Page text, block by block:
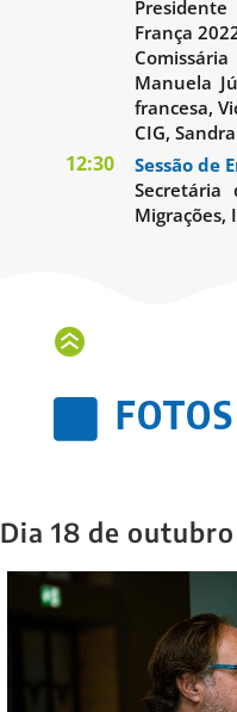
França
Manuela
francesa,
CIG,
12:30
Sessão de
Migrações,
FOTOS
Dia 18 de